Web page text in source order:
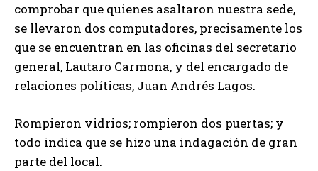
comprobar que quienes asaltaron nuestra sede,
se llevaron dos computadores, precisamente los
que se encuentran en las oficinas del secretario
general, Lautaro Carmona, y del encargado de
relaciones políticas, Juan Andrés Lagos.
Rompieron vidrios; rompieron dos puertas; y
todo indica que se hizo una indagación de gran
parte del local.